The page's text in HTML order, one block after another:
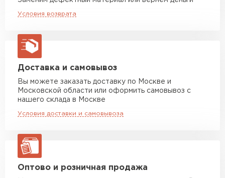
макс. длина груза 13,5 м
Манипулятор до 5 тн
макс. длина груза 6 м
Манипулятор до 10 тн
макс. длина груза 8 м
Манипулятор до 20 тн
Условия возврата
Доставка и самовывоз
Вы можете заказать доставку по Москве и
Московской области или оформить самовывоз с
нашего склада в Москве
Условия доставки и самовывоза
Оптово и розничная продажа